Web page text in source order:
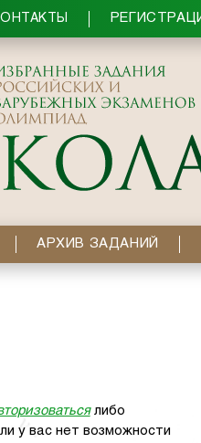
АРХИВ ЗАДАНИЙ
либо
у вас нет возможности